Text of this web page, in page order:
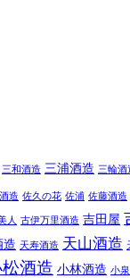
三和酒造 三浦酒造 三輪酒
造 佐久の花 佐浦 佐藤酒造
人 古伊万里酒造 吉田屋
造 天寿酒造 天山酒造
酒造 小林酒造 小